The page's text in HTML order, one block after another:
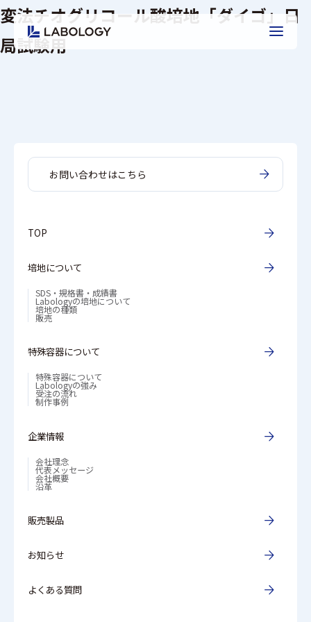
変法チオグリコール酸培地「ダイゴ」日
局試験用
お問い合わせはこちら
TOP
培地について
SDS・規格書・成績書
Labologyの培地について
培地の種類
販売
特殊容器について
特殊容器について
Labologyの強み
受注の流れ
制作事例
企業情報
会社理念
代表メッセージ
会社概要
沿革
販売製品
お知らせ
よくある質問